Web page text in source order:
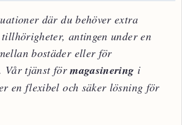
där du behöver extra
antingen under en
bostäder eller för
Vår tjänst förmagasinering i
en flexibel och säker lösning för